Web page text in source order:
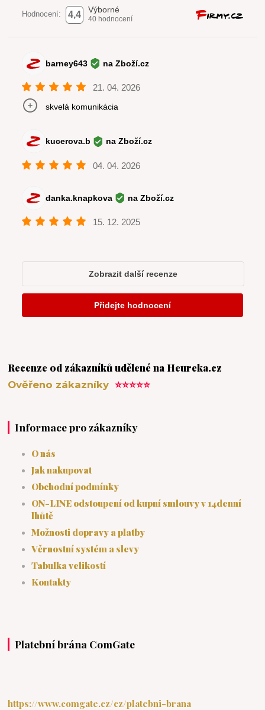
Recenze od zákazníků udělené na Heureka.cz
Ověřeno zákazníky⭐⭐⭐⭐⭐
Informace pro zákazníky
O nás
Jak nakupovat
Obchodní podmínky
ON-LINE odstoupení od kupní smlouvy v 14denní
lhůtě
Možnosti dopravy a platby
Věrnostní systém a slevy
Tabulka velikostí
Kontakty
Platební brána ComGate
https://www.comgate.cz/cz/platebni-brana